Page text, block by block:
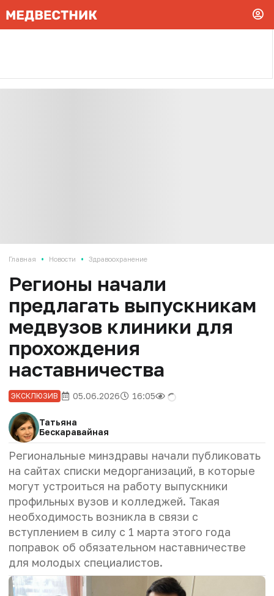
Главная • Новости • Здравоохранение
Регионы начали
предлагать выпускникам
медвузов клиники для
прохождения
наставничества
ЭКСКЛЮЗИВ 05.06.2026 16:05
Татьяна
Бескаравайная
Региональные минздравы начали публиковать
на сайтах списки медорганизаций, в которые
могут устроиться на работу выпускники
профильных вузов и колледжей. Такая
необходимость возникла в связи с
вступлением в силу с 1 марта этого года
поправок об обязательном наставничестве
для молодых специалистов.